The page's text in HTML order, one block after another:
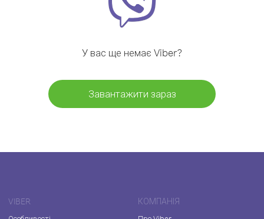
У вас ще немає Viber?
Завантажити зараз
VIBER КОМПАНІЯ